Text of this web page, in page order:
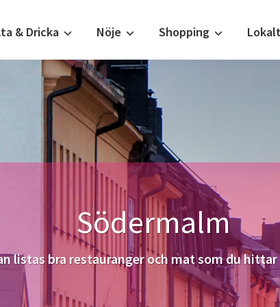
& Dricka Nöje Shopping
Södermalm
listas bra restauranger och mat som du hittar